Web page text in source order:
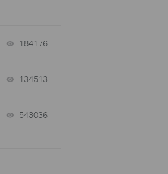
184176
134513
543036